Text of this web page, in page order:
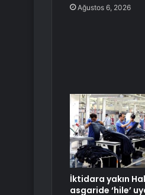
Ağustos 6, 2026
İktidara yakın
asgaride ‘hile’